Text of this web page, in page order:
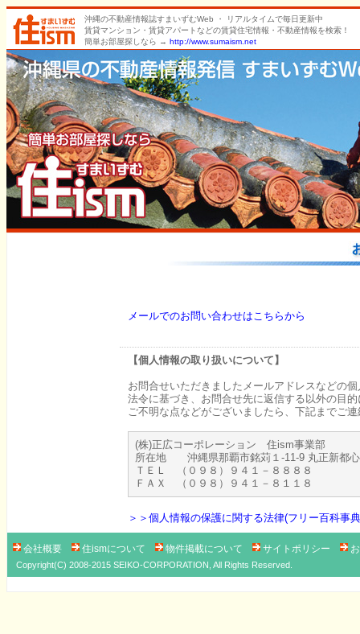
沖縄の不動産情報誌すまいずむWeb ・ リアルタイムで毎日更新中
賃貸マンション・賃貸アパートなどの賃貸住宅情報・不動産情報を検索！
簡単お部屋探しなら → http://www.sumaism.net
メールでのお問い合わせはこちらから
【個人情報の取り扱いについて】
お問合せいただきましたメールアドレスなどの
法令に基づき、お問合せ先に返信する以外の目
ご不明な点などがございましたら、下記までご
(株)正広コーポレーション 住ism事業部
所在地 沖縄県那覇市銘苅１-11-9 丸正新都心
ＴＥＬ （０９８）９４１－８８８８
ＦＡＸ （０９８）９４１－８１１８
＞＞個人情報の保護に関する法律(フリー百科事
会社概要 住ismについて 物件掲載について サイトポリシー
Copyright(C) 2008-2015 SEIKO-CORPORATION, All Rights Reserved.